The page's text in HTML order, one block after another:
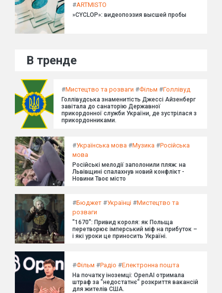
#ARTMISTO
»CYCLOP»: видеопоэзия высшей пробы
В тренде
#Мистецтво та розваги #Фільм #Голлівуд
Голлівудська знаменитість Джессі Айзенберг
завітала до санаторію Державної
прикордонної служби України, де зустрілася з
прикордонниками.
#Українська мова #Музика #Російська
мова
Російські мелодії заполонили пляж: на
Львівщині спалахнув новий конфлікт -
Новини Твоє місто
#Бюджет #Українці #Мистецтво та
розваги
"1670": Привид короля: як Польща
перетворює імперський міф на прибуток –
і які уроки це приносить Україні.
#Фільм #Радіо #Електронна пошта
На початку іноземці: OpenAI отримала
штраф за "недостатнє" розкриття вакансій
для жителів США.